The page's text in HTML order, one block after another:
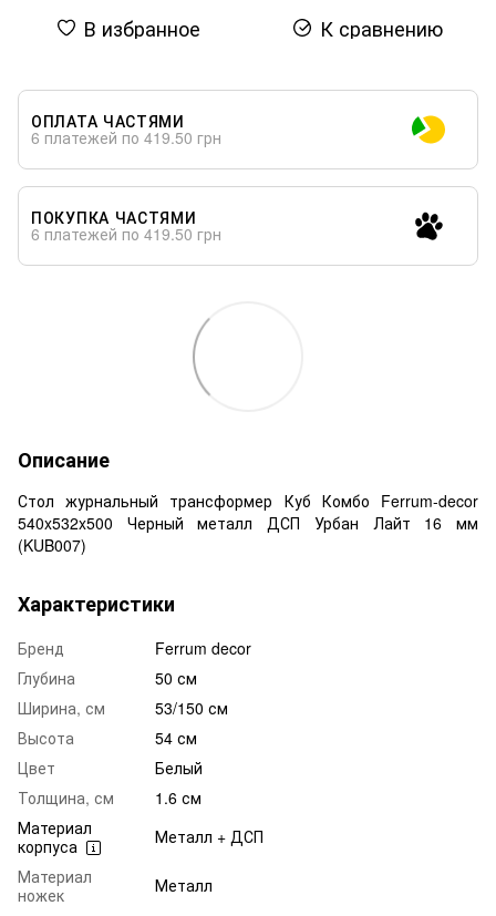
В избранное К сравнению
ОПЛАТА ЧАСТЯМИ
6 платежей по 419.50 грн
ПОКУПКА ЧАСТЯМИ
6 платежей по 419.50 грн
Описание
Стол журнальный трансформер Куб Комбо Ferrum-decor
540x532x500 Черный металл ДСП Урбан Лайт 16 мм
(KUB007)
Характеристики
Бренд
Ferrum decor
Глубина
50 см
Ширина, см
53/150 см
Высота
54 см
Цвет
Белый
Толщина, см
1.6 см
Материал
корпуса
Металл + ДСП
Материал
ножек
Металл